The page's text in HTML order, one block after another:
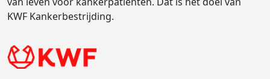
KWF Kankerbestrijding.